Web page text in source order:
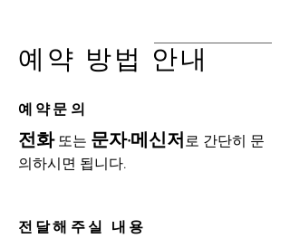
예약 방법 안내
​예약문의
전화또는 문자·메신저 로 간단히 문
의하시면 됩니다.
전달해주실 내용